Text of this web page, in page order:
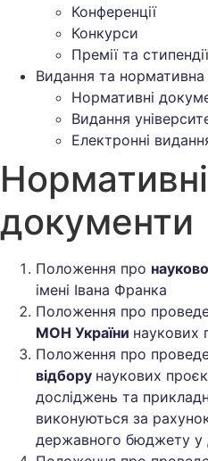
Конференції
Конкурси
Премії та стипендії
Видання та нормативна
Нормативні
Видання
Електронні
Нормативні
документи
Положення про
імені Івана Франка
Положення про
МОН України наукових
Положення про
відбору наукових
досліджень та
виконуються за
державного бюджету у